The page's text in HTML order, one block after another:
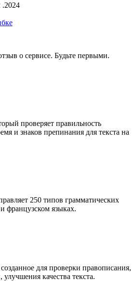
.2024
о сервисе. Будьте первыми.
проверяет правильность
и знаков препинания для текста на
250 типов грамматических
французском языках.
для проверки правописания,
качества текста.